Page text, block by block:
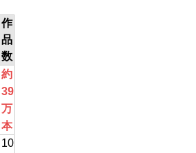
作
品
数
約
39
万
本
10